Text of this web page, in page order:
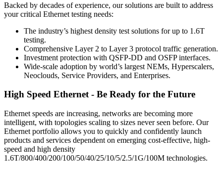
Backed by decades of experience, our solutions are built to address
your critical Ethernet testing needs:
The industry’s highest density test solutions for up to 1.6T
testing.
Comprehensive Layer 2 to Layer 3 protocol traffic generation.
Investment protection with QSFP-DD and OSFP interfaces.
Wide-scale adoption by world’s largest NEMs, Hyperscalers,
Neoclouds, Service Providers, and Enterprises.
High Speed Ethernet - Be Ready for the Future
Ethernet speeds are increasing, networks are becoming more
intelligent, with topologies scaling to sizes never seen before. Our
Ethernet portfolio allows you to quickly and confidently launch
products and services dependent on emerging cost-effective, high-
speed and high density
1.6T/800/400/200/100/50/40/25/10/5/2.5/1G/100M technologies.